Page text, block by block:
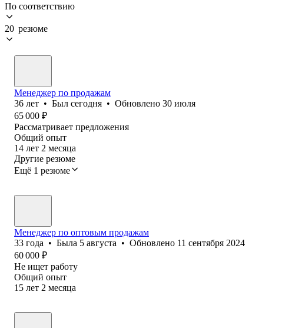
По соответствию
20 резюме
Менеджер по продажам
36 лет • Был сегодня • Обновлено 30 июля
65 000 ₽
Рассматривает предложения
Общий опыт
14 лет 2 месяца
Другие резюме
Ещё 1 резюме
Менеджер по оптовым продажам
33 года • Была 5 августа • Обновлено 11 сентября 2024
60 000 ₽
Не ищет работу
Общий опыт
15 лет 2 месяца